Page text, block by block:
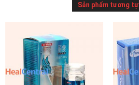
Sản phẩm tương tự